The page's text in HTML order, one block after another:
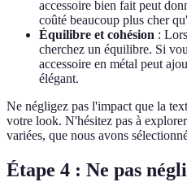
accessoire bien fait peut
coûté beaucoup plus cher
Équilibre et cohésion :
cherchez un équilibre. Si
accessoire en métal peut
élégant.
Ne négligez pas l'impact que la
votre look. N'hésitez pas à
variées, que nous avons
Étape 4 : Ne pas